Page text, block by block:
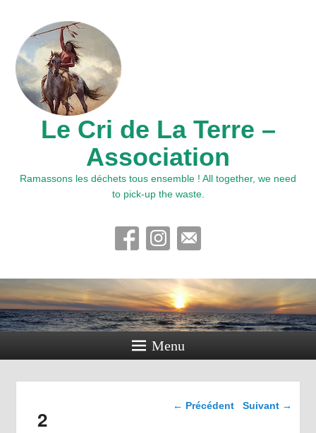
Le Cri de La Terre –
Association
Ramassons les déchets tous ensemble ! All together, we need
to pick-up the waste.
Menu
Navigation dans les
← Précédent Suivant →
2